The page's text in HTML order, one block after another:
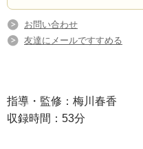
お問い合わせ
友達にメールですすめる
指導・監修：梅川春香
収録時間：53分